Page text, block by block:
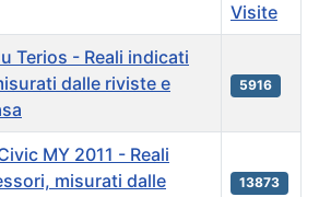
Visite
Terios - Reali indicati
dalle riviste e
5916
MY 2011 - Reali
misurati dalle
13873